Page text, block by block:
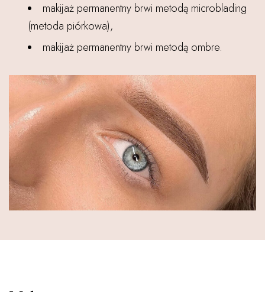
makijaż permanentny brwi metodą microblading
(metoda piórkowa),
makijaż permanentny brwi metodą ombre.